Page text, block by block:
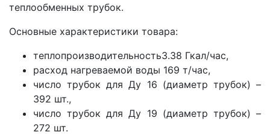
теплообменных трубок.
Основные характеристики товара:
теплопроизводительность3.38 Гкал/час,
расход нагреваемой воды 169 т/час,
число трубок для Ду 16 (диаметр трубок) –
392 шт.,
число трубок для Ду 19 (диаметр трубок) –
272 шт.